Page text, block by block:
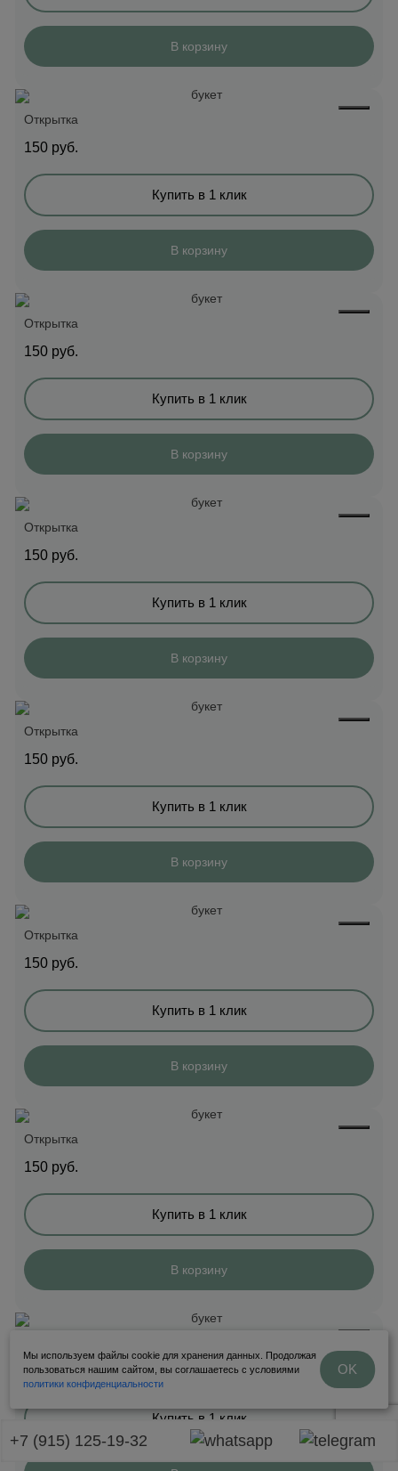
В корзину
Открытка
150 руб.
Купить в 1 клик
В корзину
Открытка
150 руб.
Купить в 1 клик
В корзину
Открытка
150 руб.
Купить в 1 клик
В корзину
Открытка
150 руб.
Купить в 1 клик
В корзину
Открытка
150 руб.
Купить в 1 клик
В корзину
Открытка
150 руб.
Купить в 1 клик
В корзину
150руб.
Купить в 1 клик
Мы используем файлы cookie для хранения данных. Продолжая
пользоваться нашим сайтом, вы соглашаетесь с условиями
политики конфиденциальности
OK
+7 (915) 125-19-32